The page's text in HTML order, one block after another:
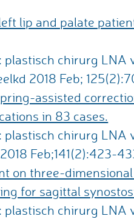
lip and palate
plastisch chirurg LNA
2018 Feb;
assisted
in 83 cases.
plastisch chirurg LNA
Feb;141(2):423-
on three-
for sagittal
plastisch chirurg LNA